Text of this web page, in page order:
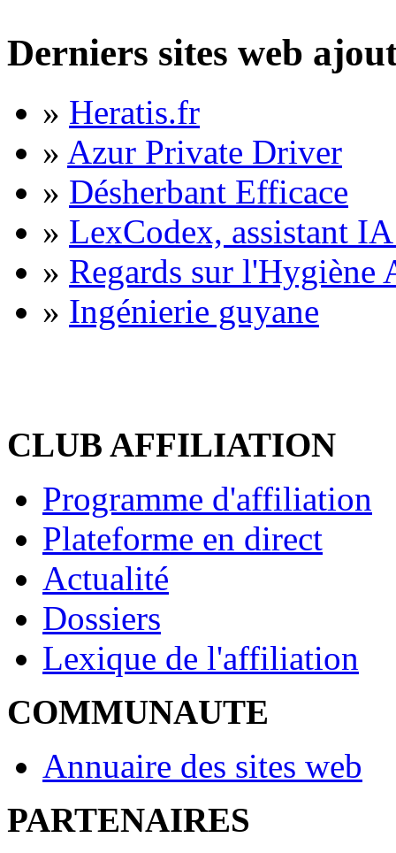
Derniers sites web
» Heratis.fr
» Azur Private Driver
» Désherbant Efficace
» LexCodex, assistant
» Regards sur l'Hygiène
» Ingénierie guyane
CLUB AFFILIATION
Programme d'affiliation
Plateforme en direct
Actualité
Dossiers
Lexique de l'affiliation
COMMUNAUTE
Annuaire des sites web
PARTENAIRES